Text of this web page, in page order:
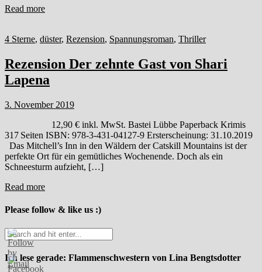
Read more
4 Sterne, düster, Rezension, Spannungsroman, Thriller
Rezension Der zehnte Gast von Shari
Lapena
3. November 2019
12,90 € inkl. MwSt. Bastei Lübbe Paperback Krimis
317 Seiten ISBN: 978-3-431-04127-9 Ersterscheinung: 31.10.2019
Das Mitchell’s Inn in den Wäldern der Catskill Mountains ist der
perfekte Ort für ein gemütliches Wochenende. Doch als ein
Schneesturm aufzieht, […]
Read more
Please follow & like us :)
Ich lese gerade: Flammenschwestern von Lina Bengtsdotter